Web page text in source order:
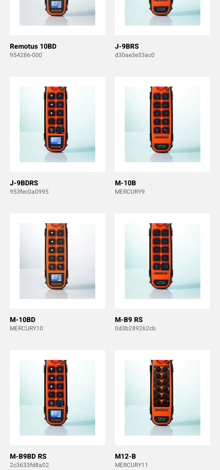
Remotus 10BD
954286-000
J-9BRS
d30ae3e33ac0
J-9BDRS
953fec0a0995
M-10B
MERCURY9
M-10BD
MERCURY10
M-B9 RS
0d3b289262cb
M-B9BD RS
2c3633fd8a02
M12-B
MERCURY11